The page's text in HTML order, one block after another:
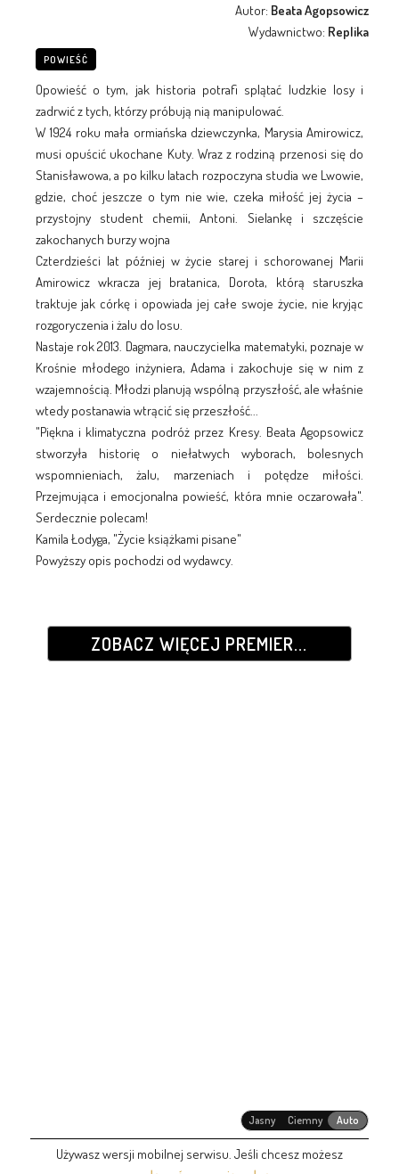
Autor: Beata Agopsowicz
Wydawnictwo: Replika
POWIEŚĆ
Opowieść o tym, jak historia potrafi splątać ludzkie losy i
zadrwić z tych, którzy próbują nią manipulować.
W 1924 roku mała ormiańska dziewczynka, Marysia Amirowicz,
musi opuścić ukochane Kuty. Wraz z rodziną przenosi się do
Stanisławowa, a po kilku latach rozpoczyna studia we Lwowie,
gdzie, choć jeszcze o tym nie wie, czeka miłość jej życia –
przystojny student chemii, Antoni. Sielankę i szczęście
zakochanych burzy wojna
Czterdzieści lat później w życie starej i schorowanej Marii
Amirowicz wkracza jej bratanica, Dorota, którą staruszka
traktuje jak córkę i opowiada jej całe swoje życie, nie kryjąc
rozgoryczenia i żalu do losu.
Nastaje rok 2013. Dagmara, nauczycielka matematyki, poznaje w
Krośnie młodego inżyniera, Adama i zakochuje się w nim z
wzajemnością. Młodzi planują wspólną przyszłość, ale właśnie
wtedy postanawia wtrącić się przeszłość...
"Piękna i klimatyczna podróż przez Kresy. Beata Agopsowicz
stworzyła historię o niełatwych wyborach, bolesnych
wspomnieniach, żalu, marzeniach i potędze miłości.
Przejmująca i emocjonalna powieść, która mnie oczarowała".
Serdecznie polecam!
Kamila Łodyga, "Życie książkami pisane"
Powyższy opis pochodzi od wydawcy.
ZOBACZ WIĘCEJ PREMIER...
Jasny Ciemny Auto
Używasz wersji mobilnej serwisu. Jeśli chcesz możesz